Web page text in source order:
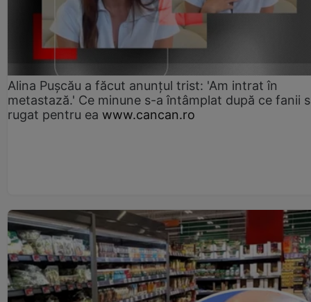
Alina Pușcău a făcut anunțul trist: 'Am intrat în
metastază.' Ce minune s-a întâmplat după ce fanii
rugat pentru ea www.cancan.ro